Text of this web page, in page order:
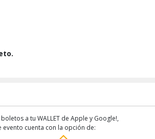
boletos a tu WALLET de Apple y Google!,
evento cuenta con la opción de: